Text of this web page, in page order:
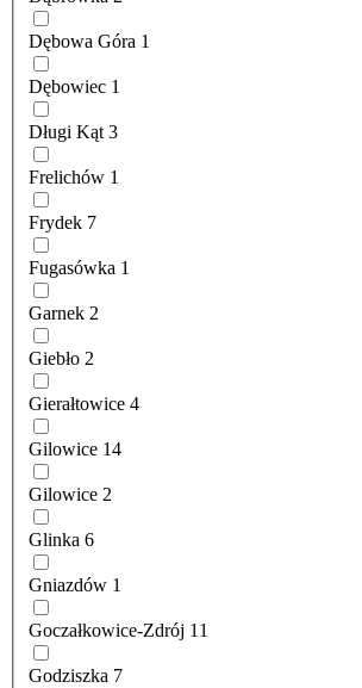
Dębowa Góra 1
Dębowiec 1
Długi Kąt 3
Frelichów 1
Frydek 7
Fugasówka 1
Garnek 2
Giebło 2
Gierałtowice 4
Gilowice 14
Gilowice 2
Glinka 6
Gniazdów 1
Goczałkowice-Zdrój 11
Godziszka 7